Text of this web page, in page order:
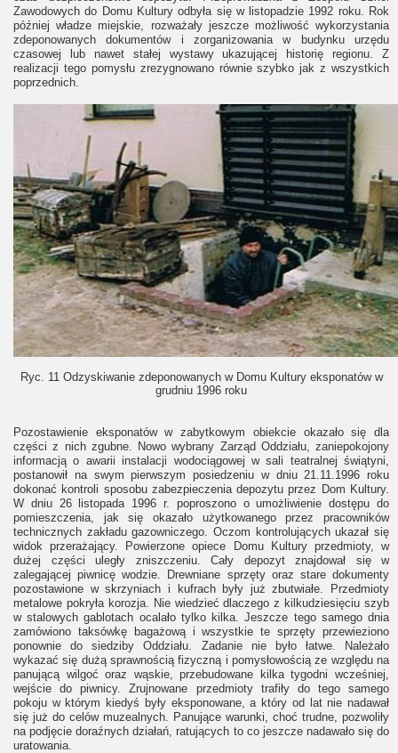
Zawodowych do Domu Kultury odbyła się w listopadzie 1992 roku. Rok
później władze miejskie, rozważały jeszcze możliwość wykorzystania
zdeponowanych dokumentów i zorganizowania w budynku urzędu
czasowej lub nawet stałej wystawy ukazującej historię regionu. Z
realizacji tego pomysłu zrezygnowano równie szybko jak z wszystkich
poprzednich.
Ryc. 11 Odzyskiwanie zdeponowanych w Domu Kultury eksponatów w
grudniu 1996 roku
Pozostawienie eksponatów w zabytkowym obiekcie okazało się dla
części z nich zgubne. Nowo wybrany Zarząd Oddziału, zaniepokojony
informacją o awarii instalacji wodociągowej w sali teatralnej świątyni,
postanowił na swym pierwszym posiedzeniu w dniu 21.11.1996 roku
dokonać kontroli sposobu zabezpieczenia depozytu przez Dom Kultury.
W dniu 26 listopada 1996 r. poproszono o umożliwienie dostępu do
pomieszczenia, jak się okazało użytkowanego przez pracowników
technicznych zakładu gazowniczego. Oczom kontrolujących ukazał się
widok przerażający. Powierzone opiece Domu Kultury przedmioty, w
dużej części uległy zniszczeniu. Cały depozyt znajdował się w
zalegającej piwnicę wodzie. Drewniane sprzęty oraz stare dokumenty
pozostawione w skrzyniach i kufrach były już zbutwiałe. Przedmioty
metalowe pokryła korozja. Nie wiedzieć dlaczego z kilkudziesięciu szyb
w stalowych gablotach ocalało tylko kilka. Jeszcze tego samego dnia
zamówiono taksówkę bagażową i wszystkie te sprzęty przewieziono
ponownie do siedziby Oddziału. Zadanie nie było łatwe. Należało
wykazać się dużą sprawnością fizyczną i pomysłowością ze względu na
panującą wilgoć oraz wąskie, przebudowane kilka tygodni wcześniej,
wejście do piwnicy. Zrujnowane przedmioty trafiły do tego samego
pokoju w którym kiedyś były eksponowane, a który od lat nie nadawał
się już do celów muzealnych. Panujące warunki, choć trudne, pozwoliły
na podjęcie doraźnych działań, ratujących to co jeszcze nadawało się do
uratowania.